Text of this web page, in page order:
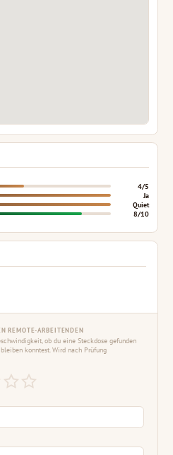
4/5
Ja
Quiet
8/10
REMOTE-ARBEITENDEN
ob du eine Steckdose gefunden
konntest. Wird nach Prüfung